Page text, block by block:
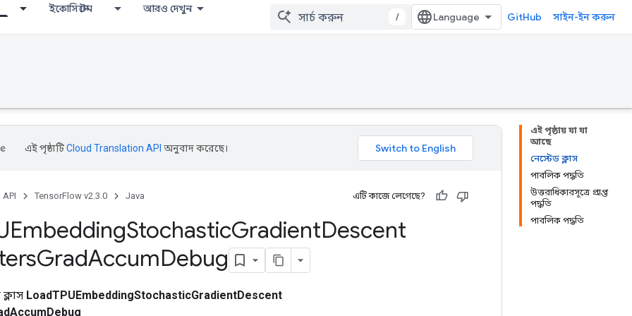
ইকোসিস্টেম আরও দেখুন
/ GitHub সাইন-ইন করুন
এই পৃষ্ঠায় যা যা
আছে
নেস্টেড ক্লাস
পাবলিক পদ্ধতি
উত্তরাধিকারসূত্রে প্রাপ্ত
পদ্ধতি
পাবলিক পদ্ধতি
এই পৃষ্ঠাটিCloud Translation API অনুবাদ করেছে।
API TensorFlow v2.3.0 Java এটি কাজে লেগেছে?
StochasticGradientDescent
GradAccumDebug
LoadTPUEmbeddingStochasticGradientDescent